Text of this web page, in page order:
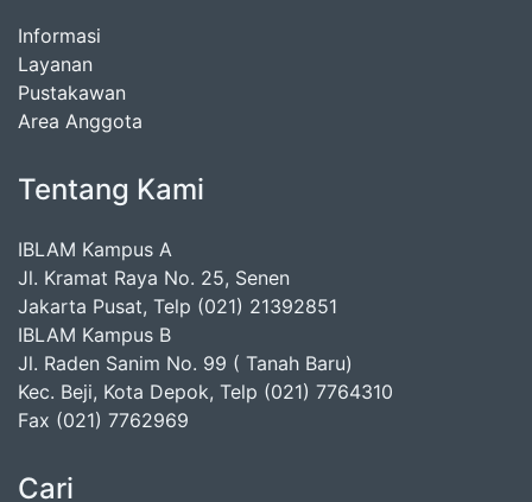
Informasi
Layanan
Pustakawan
Area Anggota
Tentang Kami
IBLAM Kampus A
Jl. Kramat Raya No. 25, Senen
Jakarta Pusat, Telp (021) 21392851
IBLAM Kampus B
Jl. Raden Sanim No. 99 ( Tanah Baru)
Kec. Beji, Kota Depok, Telp (021) 7764310
Fax (021) 7762969
Cari